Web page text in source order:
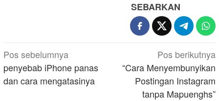
SEBARKAN
Navigasi
pos
Pos sebelumnya
penyebab iPhone panas
dan cara mengatasinya
Pos berikutnya
“Cara Menyembunyikan
Postingan Instagram
tanpa Mapuenghs”